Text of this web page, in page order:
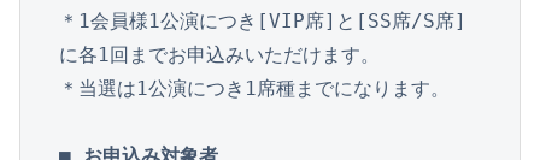
＊1会員様1公演につき[VIP席]と[SS席/S席]
に各1回までお申込みいただけます。